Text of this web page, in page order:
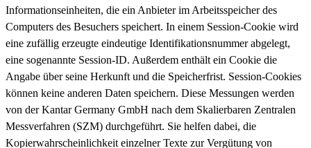
Informationseinheiten, die ein Anbieter im Arbeitsspeicher des
Computers des Besuchers speichert. In einem Session-Cookie wird
eine zufällig erzeugte eindeutige Identifikationsnummer abgelegt,
eine sogenannte Session-ID. Außerdem enthält ein Cookie die
Angabe über seine Herkunft und die Speicherfrist. Session-Cookies
können keine anderen Daten speichern. Diese Messungen werden
von der Kantar Germany GmbH nach dem Skalierbaren Zentralen
Messverfahren (SZM) durchgeführt. Sie helfen dabei, die
Kopierwahrscheinlichkeit einzelner Texte zur Vergütung von